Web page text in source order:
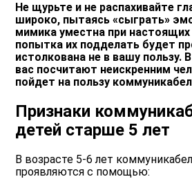
Не щурьте и не распахивайте
широко, пытаясь «сыграть»
мимика уместна при настоящих
попытка их подделать будет
истолкована не в вашу пользу.
вас посчитают неискренним
пойдет на пользу
Признаки
детей старше 5 лет
В возрасте 5-6 лет
проявляются с помощью: